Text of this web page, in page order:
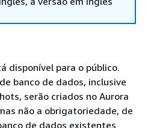
disponível para o público.
banco de dados, inclusive
serão criados no Aurora
não a obrigatoriedade, de
de dados existentes